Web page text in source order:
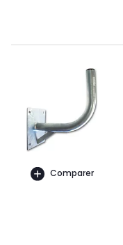
Comparer